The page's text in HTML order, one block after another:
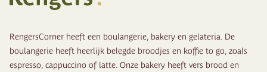
RengersCorner heeft een boulangerie, bakery en gelateria. De
boulangerie heeft heerlijk belegde broodjes en koffie to go, zoals
espresso, cappuccino of latte. Onze bakery heeft vers brood en